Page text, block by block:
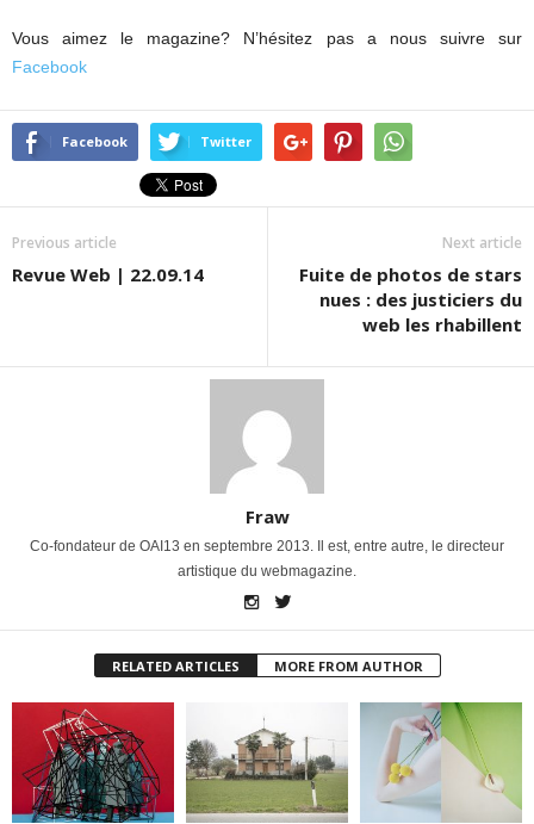
Vous aimez le magazine? N’hésitez pas a nous suivre sur
Facebook
Facebook Twitter
Previous article
Revue Web | 22.09.14
Next article
Fuite de photos de stars
nues : des justiciers du
web les rhabillent
Fraw
Co-fondateur de OAI13 en septembre 2013. Il est, entre autre, le directeur
artistique du webmagazine.
RELATED ARTICLES MORE FROM AUTHOR